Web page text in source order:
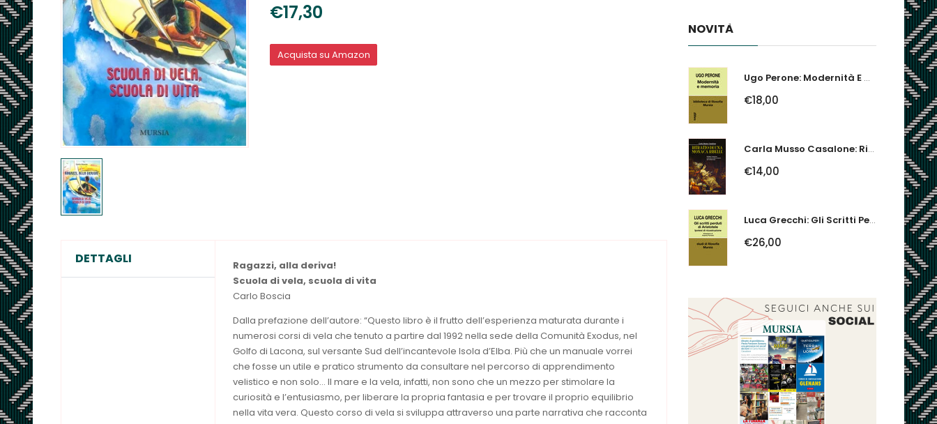
€17,30
Acquista su Amazon
DETTAGLI
Ragazzi, alla deriva!
Scuola di vela, scuola di vita
Carlo Boscia
Dalla prefazione dell’autore: “Questo libro è il frutto dell’esperienza maturata durante i
numerosi corsi di vela che tenuto a partire dal 1992 nella sede della Comunità Exodus, nel
Golfo di Lacona, sul versante Sud dell’incantevole Isola d’Elba. Più che un manuale vorrei
che fosse un utile e pratico strumento da consultare nel percorso di apprendimento
velistico e non solo… Il mare e la vela, infatti, non sono che un mezzo per stimolare la
curiosità e l’entusiasmo, per liberare la propria fantasia e per trovare il proprio equilibrio
nella vita vera. Questo corso di vela si sviluppa attraverso una parte narrativa che racconta
NOVITÀ
Ugo Perone: Modernità E Memoria
€18,00
Carla Musso Casalone: Ritratto Di Una Monaca Ribelle. Brigida Franzone,...
€14,00
Luca Grecchi: Gli Scritti Perduti Di Aristotele. Ipotesi Di Ricostruzione
€26,00